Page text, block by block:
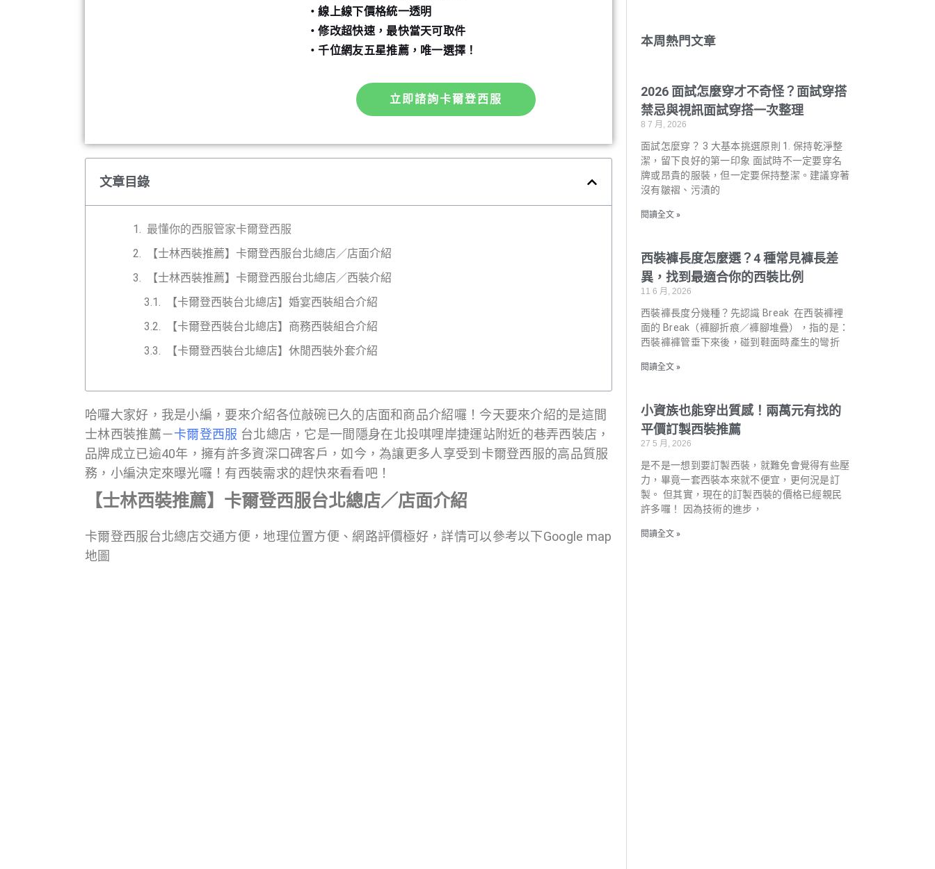
・線上線下價格統一透明
・修改超快速，最快當天可取件
・千位網友五星推薦，唯一選擇！
立即諮詢卡爾登西服
文章目錄
最懂你的西服管家卡爾登西服
【士林西裝推薦】卡爾登西服台北總店／店面介紹
【士林西裝推薦】卡爾登西服台北總店／西裝介紹
【卡爾登西裝台北總店】婚宴西裝組合介紹
【卡爾登西裝台北總店】商務西裝組合介紹
【卡爾登西裝台北總店】休閒西裝外套介紹
哈囉大家好，我是小編，要來介紹各位敲碗已久的店面和商品介紹囉！今天要來介紹的是這間
士林西裝推薦－卡爾登西服 台北總店，它是一間隱身在北投唭哩岸捷運站附近的巷弄西裝店，
品牌成立已逾40年，擁有許多資深口碑客戶，如今，為讓更多人享受到卡爾登西服的高品質服
務，小編決定來曝光囉！有西裝需求的趕快來看看吧！
【士林西裝推薦】卡爾登西服台北總店／店面介紹
卡爾登西服台北總店交通方便，地理位置方便、網路評價極好，詳情可以參考以下Google map
地圖
本周熱門文章
2026 面試怎麼穿才不奇怪？面試穿搭
禁忌與視訊面試穿搭一次整理
8 7 月, 2026
面試怎麼穿？ 3 大基本挑選原則 1. 保持乾淨整
潔，留下良好的第一印象 面試時不一定要穿名
牌或昂貴的服裝，但一定要保持整潔。建議穿著
沒有皺褶、污漬的
閱讀全文 »
西裝褲長度怎麼選？4 種常見褲長差
異，找到最適合你的西裝比例
11 6 月, 2026
西裝褲長度分幾種？先認識 Break 在西裝褲裡
面的 Break（褲腳折痕／褲腳堆疊），指的是：
西裝褲褲管垂下來後，碰到鞋面時產生的彎折
閱讀全文 »
小資族也能穿出質感！兩萬元有找的
平價訂製西裝推薦
27 5 月, 2026
是不是一想到要訂製西裝，就難免會覺得有些壓
力，畢竟一套西裝本來就不便宜，更何況是訂
製。 但其實，現在的訂製西裝的價格已經親民
許多囉！ 因為技術的進步，
閱讀全文 »